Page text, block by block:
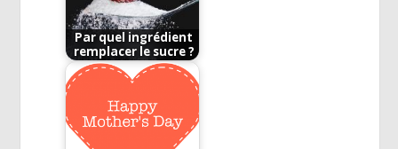
Par quel ingrédient
remplacer le sucre ?